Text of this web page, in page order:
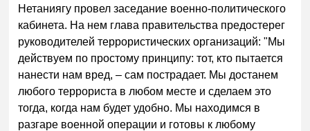
Нетаниягу провел заседание военно-политического
кабинета. На нем глава правительства предостерег
руководителей террористических организаций: "Мы
действуем по простому принципу: тот, кто пытается
нанести нам вред, – сам пострадает. Мы достанем
любого террориста в любом месте и сделаем это
тогда, когда нам будет удобно. Мы находимся в
разгаре военной операции и готовы к любому